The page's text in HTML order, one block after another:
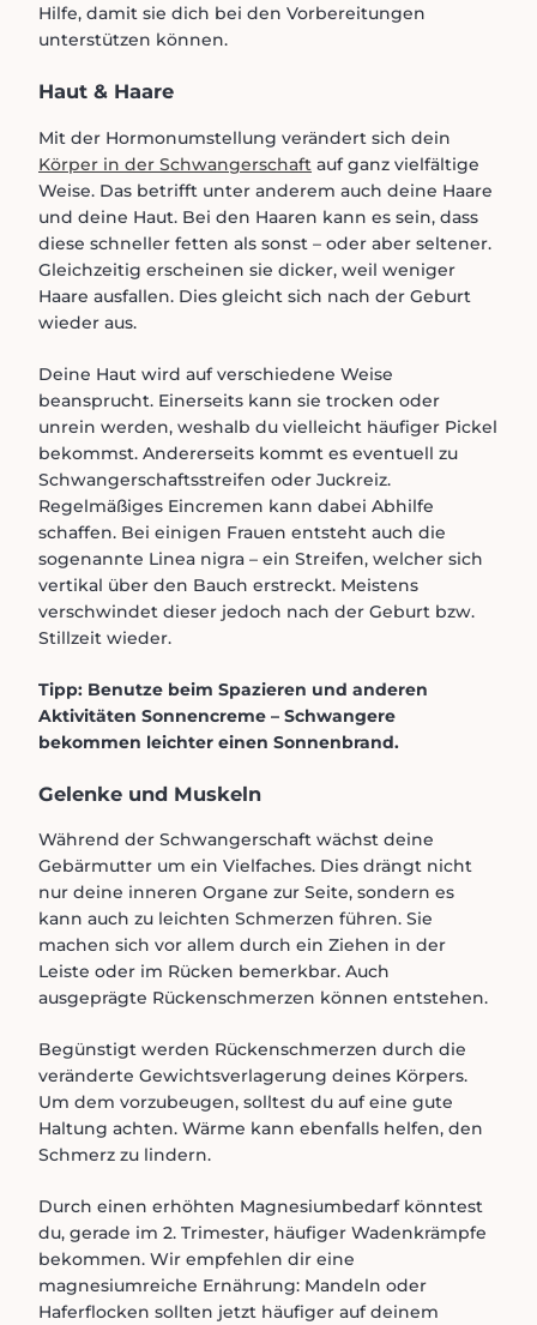
Hilfe, damit sie dich bei den Vorbereitungen
unterstützen können.
Haut & Haare
Mit der Hormonumstellung verändert sich dein
Körper in der Schwangerschaft auf ganz vielfältige
Weise. Das betrifft unter anderem auch deine Haare
und deine Haut. Bei den Haaren kann es sein, dass
diese schneller fetten als sonst – oder aber seltener.
Gleichzeitig erscheinen sie dicker, weil weniger
Haare ausfallen. Dies gleicht sich nach der Geburt
wieder aus.
Deine Haut wird auf verschiedene Weise
beansprucht. Einerseits kann sie trocken oder
unrein werden, weshalb du vielleicht häufiger Pickel
bekommst. Andererseits kommt es eventuell zu
Schwangerschaftsstreifen oder Juckreiz.
Regelmäßiges Eincremen kann dabei Abhilfe
schaffen. Bei einigen Frauen entsteht auch die
sogenannte Linea nigra – ein Streifen, welcher sich
vertikal über den Bauch erstreckt. Meistens
verschwindet dieser jedoch nach der Geburt bzw.
Stillzeit wieder.
Tipp: Benutze beim Spazieren und anderen
Aktivitäten Sonnencreme – Schwangere
bekommen leichter einen Sonnenbrand.
Gelenke und Muskeln
Während der Schwangerschaft wächst deine
Gebärmutter um ein Vielfaches. Dies drängt nicht
nur deine inneren Organe zur Seite, sondern es
kann auch zu leichten Schmerzen führen. Sie
machen sich vor allem durch ein Ziehen in der
Leiste oder im Rücken bemerkbar. Auch
ausgeprägte Rückenschmerzen können entstehen.
Begünstigt werden Rückenschmerzen durch die
veränderte Gewichtsverlagerung deines Körpers.
Um dem vorzubeugen, solltest du auf eine gute
Haltung achten. Wärme kann ebenfalls helfen, den
Schmerz zu lindern.
Durch einen erhöhten Magnesiumbedarf könntest
du, gerade im 2. Trimester, häufiger Wadenkrämpfe
bekommen. Wir empfehlen dir eine
magnesiumreiche Ernährung: Mandeln oder
Haferflocken sollten jetzt häufiger auf deinem